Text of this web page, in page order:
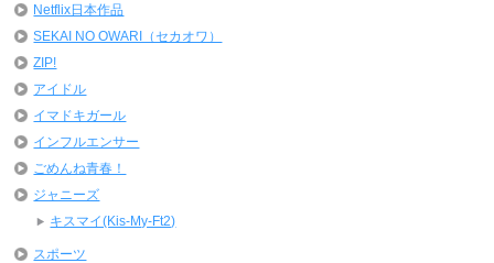
Netflix日本作品
SEKAI NO OWARI（セカオワ）
ZIP!
アイドル
イマドキガール
インフルエンサー
ごめんね青春！
ジャニーズ
キスマイ(Kis-My-Ft2)
スポーツ